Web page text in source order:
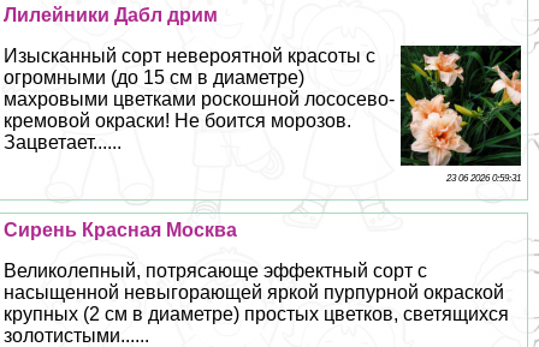
Лилейники Дабл дрим
Изысканный сорт невероятной красоты с
огромными (до 15 см в диаметре)
махровыми цветками роскошной лососево-
кремовой окраски! Не боится морозов.
Зацветает......
23 06 2026 0:59:31
Сирень Красная Москва
Великолепный, потрясающе эффектный сорт с
насыщенной невыгорающей яркой пурпурной окраской
крупных (2 см в диаметре) простых цветков, светящихся
золотистыми......